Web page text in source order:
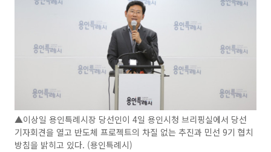
▲이상일 용인특례시장 당선인이 4일 용인시청 브리핑실에서 당선
기자회견을 열고 반도체 프로젝트의 차질 없는 추진과 민선 9기 협치
방침을 밝히고 있다. (용인특례시)